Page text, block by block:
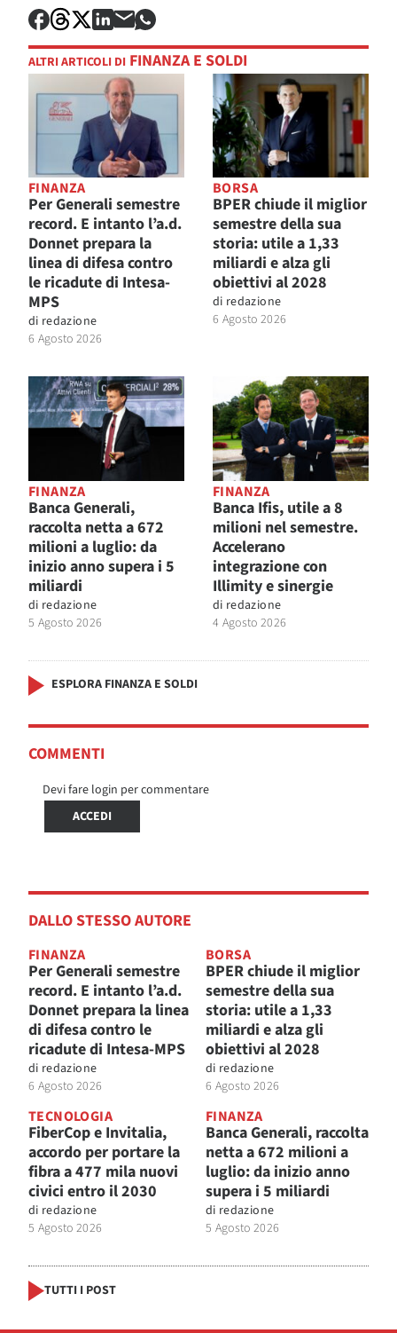
ALTRI ARTICOLI DI FINANZA E SOLDI
FINANZA
Per Generali semestre
record. E intanto l’a.d.
Donnet prepara la
linea di difesa contro
le ricadute di Intesa-
MPS
di redazione
6 Agosto 2026
BORSA
BPER chiude il miglior
semestre della sua
storia: utile a 1,33
miliardi e alza gli
obiettivi al 2028
di redazione
6 Agosto 2026
FINANZA
Banca Generali,
raccolta netta a 672
milioni a luglio: da
inizio anno supera i 5
miliardi
di redazione
5 Agosto 2026
FINANZA
Banca Ifis, utile a 8
milioni nel semestre.
Accelerano
integrazione con
Illimity e sinergie
di redazione
4 Agosto 2026
ESPLORA FINANZA E SOLDI
COMMENTI
Devi fare login per commentare
ACCEDI
DALLO STESSO AUTORE
FINANZA
Per Generali semestre
record. E intanto l’a.d.
Donnet prepara la linea
di difesa contro le
ricadute di Intesa-MPS
di redazione
6 Agosto 2026
BORSA
BPER chiude il miglior
semestre della sua
storia: utile a 1,33
miliardi e alza gli
obiettivi al 2028
di redazione
6 Agosto 2026
TECNOLOGIA
FiberCop e Invitalia,
accordo per portare la
fibra a 477 mila nuovi
civici entro il 2030
di redazione
5 Agosto 2026
FINANZA
Banca Generali, raccolta
netta a 672 milioni a
luglio: da inizio anno
supera i 5 miliardi
di redazione
5 Agosto 2026
TUTTI I POST